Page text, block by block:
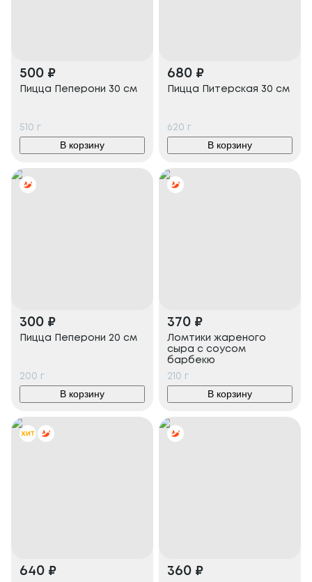
500 ₽
Пицца Пеперони 30 см
510 г
В корзину
680 ₽
Пицца Питерская 30 см
620 г
В корзину
300 ₽
Пицца Пеперони 20 см
200 г
В корзину
370 ₽
Ломтики жареного
сыра с соусом
барбекю
210 г
В корзину
640 ₽ 360 ₽